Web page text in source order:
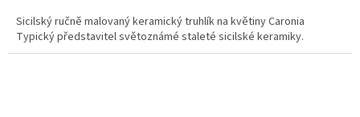
Sicilský ručně malovaný keramický truhlík na květiny Caronia
Typický představitel světoznámé staleté sicilské keramiky.